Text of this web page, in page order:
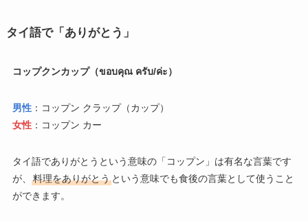
タイ語で「ありがとう」
コップクンカップ（ขอบคุณ ครับ/ค่ะ）
男性：コップン クラップ（カップ）
女性：コップン カー
タイ語でありがとうという意味の「コップン」は有名な言葉です
が、
料理をありがとうという意味でも食後の言葉として使うこと
ができます。